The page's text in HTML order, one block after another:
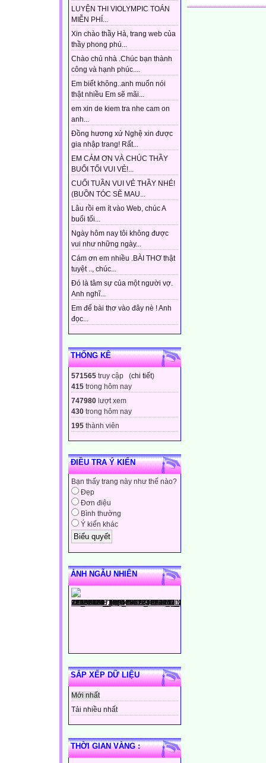
LUYỆN THI VIOLYMPIC TOÁN
MIỄN PHÍ...
Xin chào thầy Hà, trang web của
thầy phong phú...
Chào chủ nhà .Chúc bạn thành
công và hạnh phúc....
Em biết không..anh muốn nói
thật nhiều Em sẽ mãi...
em xin de kiem tra nhe cam on
anh...
Đồng hương xứ Nghệ xin được
gia nhập trang! Rất...
EM CẢM ƠN VÀ CHÚC THẦY
BUỔI TỐI VUI VẺ!...
CUỐI TUẦN VUI VẺ THẦY NHÉ!
(BUỒN TÓC SẼ MAU...
Lâu rồi em ít vào Web, chúc A
buổi tối...
Ngày hôm nay tôi không được
vui như những ngày...
Cám ơn em nhiều .BÀI THƠ thật
tuyệt .., chúc...
Đó là tâm sự của một người vợ.
Anh nghĩ...
Em để bài thơ vào đây nè ! Anh
đọc...
THỐNG KÊ
571565 truy cập (chi tiết)
415 trong hôm nay
747980 lượt xem
430 trong hôm nay
195 thành viên
ĐIỀU TRA Ý KIẾN
Bạn thấy trang này như thế nào?
Đẹp
Đơn điệu
Bình thường
Ý kiến khác
ẢNH NGẪU NHIÊN
SẮP XẾP DỮ LIỆU
Mới nhất
Tải nhiều nhất
THỜI GIAN VÀNG :